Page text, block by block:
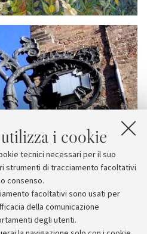
i cookie
tecnici necessari per il suo
strumenti di tracciamento facoltativi
consenso.
facoltativi sono usati per
della comunicazione
degli utenti.